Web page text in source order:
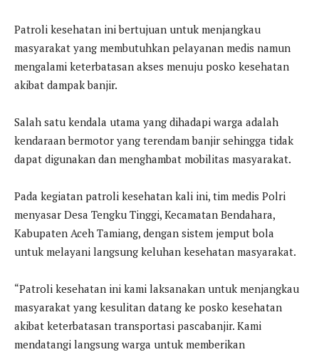
Patroli kesehatan ini bertujuan untuk menjangkau
masyarakat yang membutuhkan pelayanan medis namun
mengalami keterbatasan akses menuju posko kesehatan
akibat dampak banjir.
Salah satu kendala utama yang dihadapi warga adalah
kendaraan bermotor yang terendam banjir sehingga tidak
dapat digunakan dan menghambat mobilitas masyarakat.
Pada kegiatan patroli kesehatan kali ini, tim medis Polri
menyasar Desa Tengku Tinggi, Kecamatan Bendahara,
Kabupaten Aceh Tamiang, dengan sistem jemput bola
untuk melayani langsung keluhan kesehatan masyarakat.
“Patroli kesehatan ini kami laksanakan untuk menjangkau
masyarakat yang kesulitan datang ke posko kesehatan
akibat keterbatasan transportasi pascabanjir. Kami
mendatangi langsung warga untuk memberikan